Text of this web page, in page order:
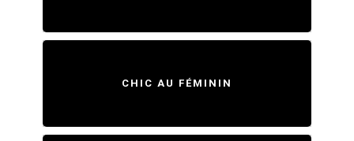
CHIC AU FÉMININ